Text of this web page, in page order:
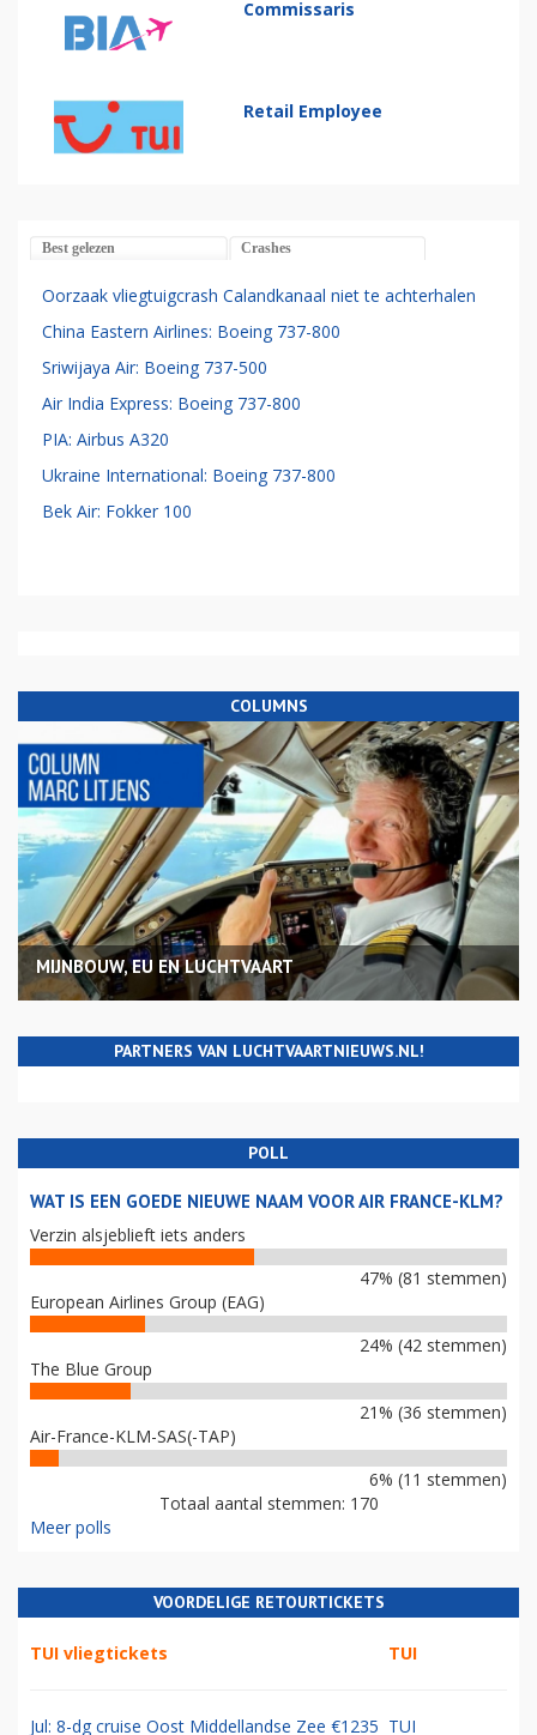
Commissaris
Retail Employee
Best gelezen Crashes
Oorzaak vliegtuigcrash Calandkanaal niet te achterhalen
China Eastern Airlines: Boeing 737-800
Sriwijaya Air: Boeing 737-500
Air India Express: Boeing 737-800
PIA: Airbus A320
Ukraine International: Boeing 737-800
Bek Air: Fokker 100
COLUMNS
MIJNBOUW, EU EN LUCHTVAART
PARTNERS VAN LUCHTVAARTNIEUWS.NL!
POLL
WAT IS EEN GOEDE NIEUWE NAAM VOOR AIR FRANCE-KLM?
Verzin alsjeblieft iets anders
47% (81 stemmen)
European Airlines Group (EAG)
24% (42 stemmen)
The Blue Group
21% (36 stemmen)
Air-France-KLM-SAS(-TAP)
6% (11 stemmen)
Totaal aantal stemmen: 170
Meer polls
VOORDELIGE RETOURTICKETS
TUI vliegtickets TUI
Jul: 8-dg cruise Oost Middellandse Zee €1235 TUI